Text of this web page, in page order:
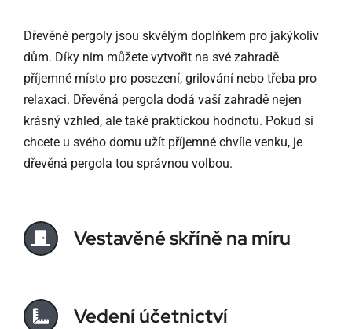
Dřevěné pergoly jsou skvělým doplňkem pro jakýkoliv
dům. Díky nim můžete vytvořit na své zahradě
příjemné místo pro posezení, grilování nebo třeba pro
relaxaci. Dřevěná pergola dodá vaší zahradě nejen
krásný vzhled, ale také praktickou hodnotu. Pokud si
chcete u svého domu užít příjemné chvíle venku, je
dřevěná pergola tou správnou volbou.
Vestavěné skříně na míru
Vedení účetnictví